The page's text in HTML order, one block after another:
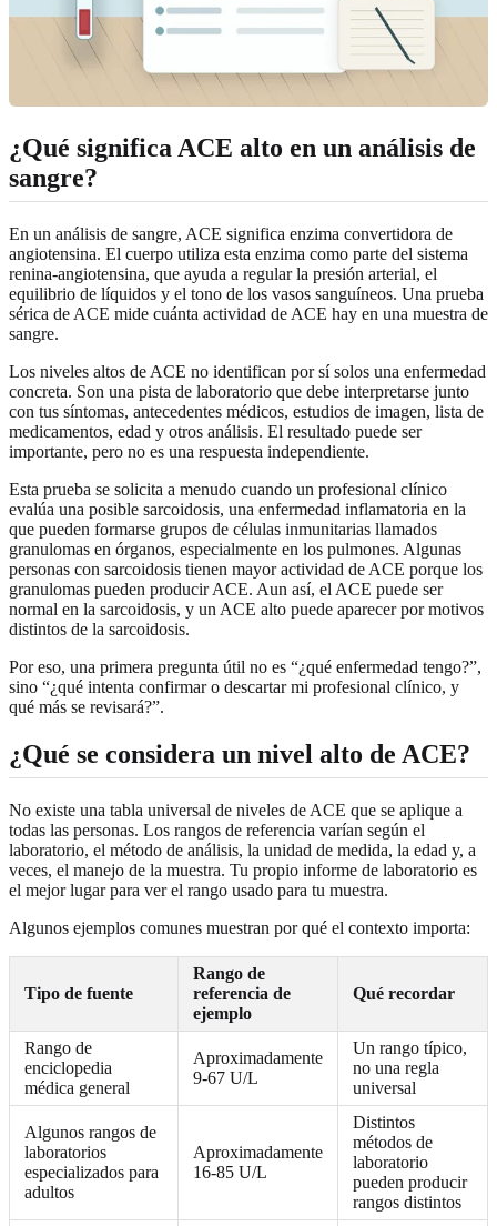
¿Qué significa ACE alto en un análisis de
sangre?
En un análisis de sangre, ACE significa enzima convertidora de
angiotensina. El cuerpo utiliza esta enzima como parte del sistema
renina-angiotensina, que ayuda a regular la presión arterial, el
equilibrio de líquidos y el tono de los vasos sanguíneos. Una prueba
sérica de ACE mide cuánta actividad de ACE hay en una muestra de
sangre.
Los niveles altos de ACE no identifican por sí solos una enfermedad
concreta. Son una pista de laboratorio que debe interpretarse junto
con tus síntomas, antecedentes médicos, estudios de imagen, lista de
medicamentos, edad y otros análisis. El resultado puede ser
importante, pero no es una respuesta independiente.
Esta prueba se solicita a menudo cuando un profesional clínico
evalúa una posible sarcoidosis, una enfermedad inflamatoria en la
que pueden formarse grupos de células inmunitarias llamados
granulomas en órganos, especialmente en los pulmones. Algunas
personas con sarcoidosis tienen mayor actividad de ACE porque los
granulomas pueden producir ACE. Aun así, el ACE puede ser
normal en la sarcoidosis, y un ACE alto puede aparecer por motivos
distintos de la sarcoidosis.
Por eso, una primera pregunta útil no es “¿qué enfermedad tengo?”,
sino “¿qué intenta confirmar o descartar mi profesional clínico, y
qué más se revisará?”.
¿Qué se considera un nivel alto de ACE?
No existe una tabla universal de niveles de ACE que se aplique a
todas las personas. Los rangos de referencia varían según el
laboratorio, el método de análisis, la unidad de medida, la edad y, a
veces, el manejo de la muestra. Tu propio informe de laboratorio es
el mejor lugar para ver el rango usado para tu muestra.
Algunos ejemplos comunes muestran por qué el contexto importa:
Tipo de fuente
Rango de
referencia de
ejemplo
Qué recordar
Rango de
enciclopedia
médica general
Aproximadamente
9-67 U/L
Un rango típico,
no una regla
universal
Algunos rangos de
laboratorios
especializados para
adultos
Aproximadamente
16-85 U/L
Distintos
métodos de
laboratorio
pueden producir
rangos distintos